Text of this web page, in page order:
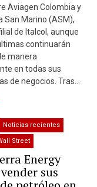
Aviagen Colombia y
San Marino (ASM),
de Italcol, aunque
continuarán
manera
en todas sus
de negocios. Tras…
Noticias recientes
Street
Energy
sus